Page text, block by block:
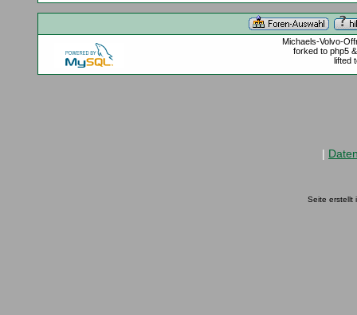
Michaels-Volvo-
forked to php5
lifted
|
Seite erstellt